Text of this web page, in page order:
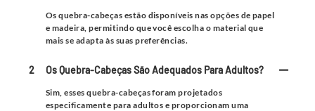
Os quebra-cabeças estão disponíveis nas opções de papel
e madeira, permitindo que você escolha o material que
mais se adapta às suas preferências.
2 Os Quebra-Cabeças São Adequados Para Adultos?
Sim, esses quebra-cabeças foram projetados
especificamente para adultos e proporcionam uma